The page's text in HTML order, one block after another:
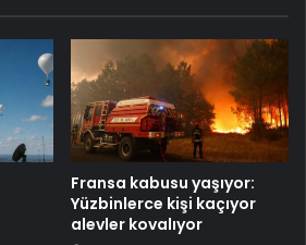
Fransa kabusu yaşıyor:
Yüzbinlerce kişi kaçıyor
alevler kovalıyor